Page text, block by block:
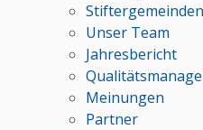
Stiftergemeinden
Unser Team
Jahresbericht
Meinungen
Partner